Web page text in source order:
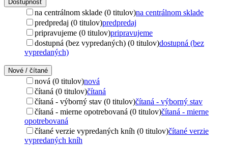
Dostupnosť
na centrálnom sklade (0 titulov)na centrálnom sklade
predpredaj (0 titulov)predpredaj
pripravujeme (0 titulov)pripravujeme
dostupná (bez vypredaných) (0 titulov)dostupná (bez
vypredaných)
Nové / čítané
nová (0 titulov)nová
čítaná (0 titulov)čítaná
čítaná - výborný stav (0 titulov)čítaná - výborný stav
čítaná - mierne opotrebovaná (0 titulov)čítaná - mierne
opotrebovaná
čítané verzie vypredaných kníh (0 titulov)čítané verzie
vypredaných kníh